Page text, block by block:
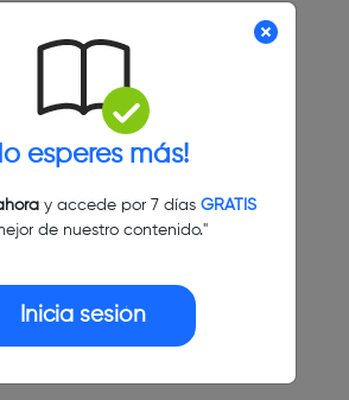
esperes más!
y accede por 7 días GRATIS
de nuestro contenido."
Inicia sesión